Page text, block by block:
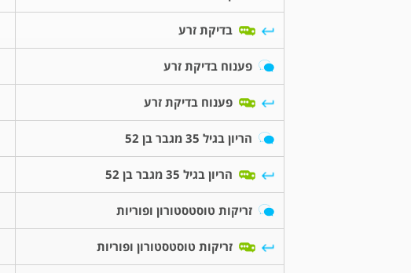
בדיקת זרע
פענוח בדיקת זרע
פענוח בדיקת זרע
הריון בגיל 35 מגבר בן 52
הריון בגיל 35 מגבר בן 52
זריקות טוסטסטורון ופוריות
זריקות טוסטסטורון ופוריות